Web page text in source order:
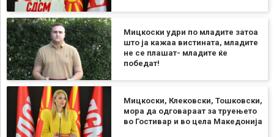
Мицкоски удри по младите затоа
што ја кажаа вистината, младите
не се плашат- младите ќе
победат!
Мицкоски, Клековски, Тошковски,
мора да одговараат за труењето
во Гостивар и во цела Македонија